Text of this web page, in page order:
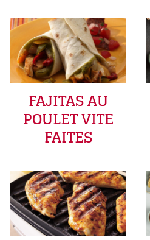
FAJITAS AU
POULET VITE
FAITES